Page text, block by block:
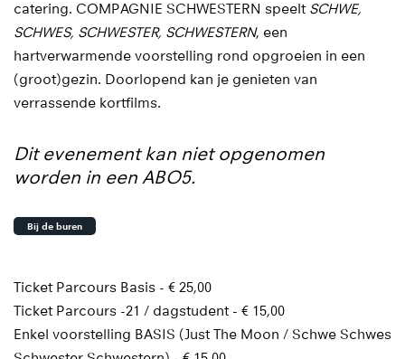
catering. COMPAGNIE SCHWESTERN speelt SCHWE,
SCHWES, SCHWESTER, SCHWESTERN, een
hartverwarmende voorstelling rond opgroeien in een
(groot)gezin. Doorlopend kan je genieten van
verrassende kortfilms.
Dit evenement kan niet opgenomen
worden in een ABO5.
Bij de buren
Ticket Parcours Basis - € 25,00
Ticket Parcours -21 / dagstudent - € 15,00
Enkel voorstelling BASIS (Just The Moon / Schwe Schwes